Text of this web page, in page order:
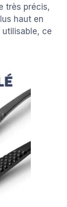
très précis,
haut en
utilisable, ce